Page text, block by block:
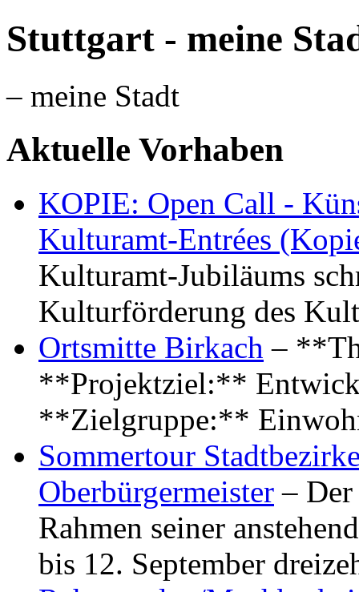
Stuttgart - meine
– meine Stadt
Aktuelle Vorhaben
KOPIE: Open Call -
Kulturamt-Entrées
Kulturamt-Jubiläums
Kulturförderung des
Ortsmitte Birkach –
**Projektziel:**
**Zielgruppe:**
Sommertour
Oberbürgermeister –
Rahmen seiner
bis 12. September